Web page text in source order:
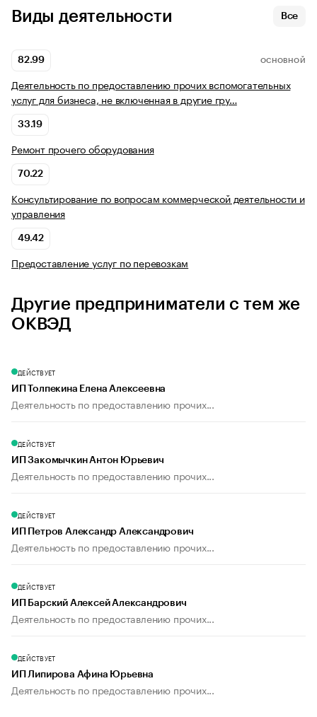
Виды деятельности Все
82.99 ОСНОВНОЙ
Деятельность по предоставлению прочих вспомогательных
услуг для бизнеса, не включенная в другие гру…
33.19
Ремонт прочего оборудования
70.22
Консультирование по вопросам коммерческой деятельности и
управления
49.42
Предоставление услуг по перевозкам
Другие предприниматели с тем же
ОКВЭД
ДЕЙСТВУЕТ
ИП Толпекина Елена Алексеевна
Деятельность по предоставлению прочих...
ДЕЙСТВУЕТ
ИП Закомычкин Антон Юрьевич
Деятельность по предоставлению прочих...
ДЕЙСТВУЕТ
ИП Петров Александр Александрович
Деятельность по предоставлению прочих...
ДЕЙСТВУЕТ
ИП Барский Алексей Александрович
Деятельность по предоставлению прочих...
ДЕЙСТВУЕТ
ИП Липирова Афина Юрьевна
Деятельность по предоставлению прочих...